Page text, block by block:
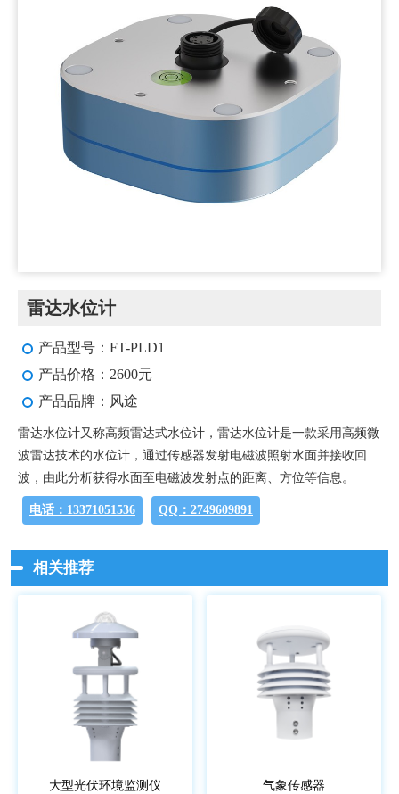
雷达水位计
产品型号：FT-PLD1
产品价格：2600元
产品品牌：风途
雷达水位计又称高频雷达式水位计，雷达水位计是一款采用高频微
波雷达技术的水位计，通过传感器发射电磁波照射水面并接收回
波，由此分析获得水面至电磁波发射点的距离、方位等信息。
电话：13371051536 QQ：2749609891
相关推荐
大型光伏环境监测仪 气象传感器